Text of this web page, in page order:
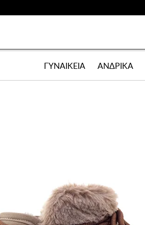
ΓΥΝΑΙΚΕΙΑ ΑΝΔΡΙΚΑ